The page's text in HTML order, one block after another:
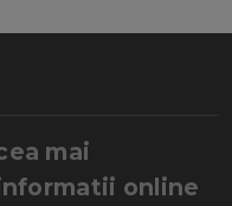
mai
online